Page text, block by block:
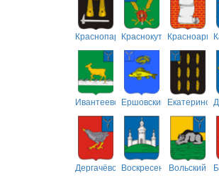
Краснопартизанский
Краснокутский
ИвантеевскийЕршовский
ДергачёвскийВоскресенскийВольский